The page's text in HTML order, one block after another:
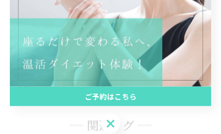
宮崎市で取り組む温活の紹介
宮崎市で痩身を目指す温感
ケア宮崎市で小顔を目指す温感ケア宮崎市で取り組む温
活の紹介
痩身 小顔 温活
< 前のページ 一覧に戻る 次のページ >
関連タグ
ご予約はこちら
ご予約はこちら